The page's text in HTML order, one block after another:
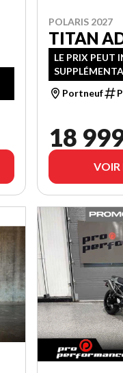
POLARIS 2027
TITAN
LE PRIX PEUT
Portneuf
18
VOIR